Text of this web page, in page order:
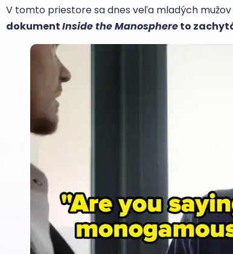
V tomto priestore sa dnes veľa mladých
dokumentInside the Manosphereto